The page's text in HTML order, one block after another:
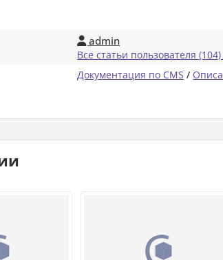
admin
Все статьи пользователя
Документация по CMS /